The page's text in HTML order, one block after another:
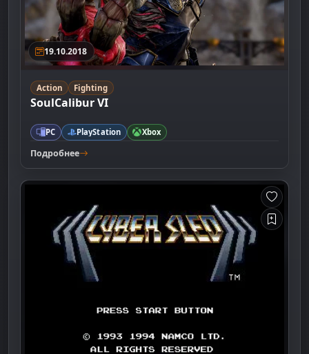
19.10.2018
Action Fighting
SoulCalibur VI
PC PlayStation Xbox
Подробнее